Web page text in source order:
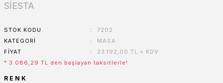
SİESTA
STOK KODU
7202
KATEGORI
MASA
FIYAT
23.192,00 TL + KDV
* 3.086,29 TL den başlayan taksitlerle!
RENK